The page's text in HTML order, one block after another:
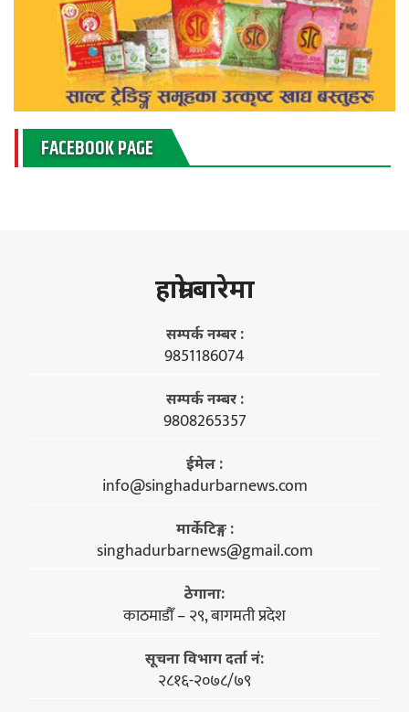
FACEBOOK PAGE
हाम्राे बारेमा
सम्पर्क नम्बर :
9851186074
सम्पर्क नम्बर :
9808265357
ईमेल :
info@singhadurbarnews.com
मार्केटिङ्ग :
singhadurbarnews@gmail.com
ठेगाना:
काठमाडौँ – २९, बागमती प्रदेश
सूचना विभाग दर्ता नं:
२८१६-२०७८/७९